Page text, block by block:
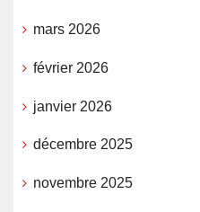
mars 2026
février 2026
janvier 2026
décembre 2025
novembre 2025